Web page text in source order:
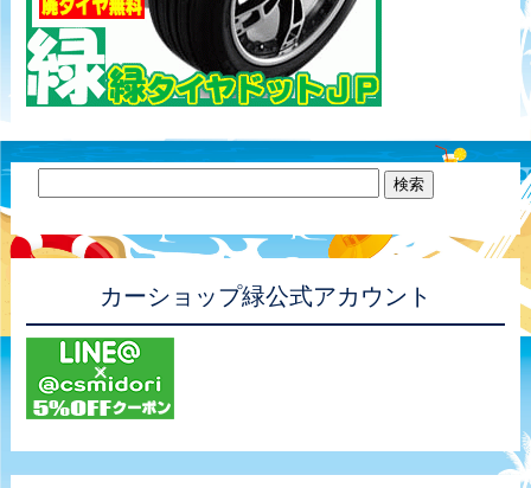
カーショップ緑公式アカウント